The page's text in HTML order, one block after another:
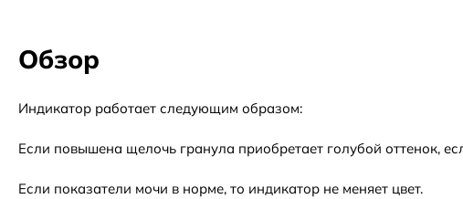
Обзор
Индикатор работает следующим образом:
Если повышена щелочь гранула приобретает голубой оттенок,
Если показатели мочи в норме, то индикатор не меняет цвет.